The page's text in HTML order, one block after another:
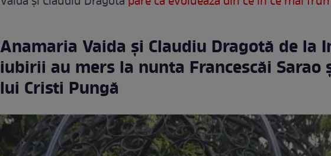
Anamaria Vaida și Claudiu Dragotă de la
iubirii au mers la nunta Francescăi Sarao
lui Cristi Pungă